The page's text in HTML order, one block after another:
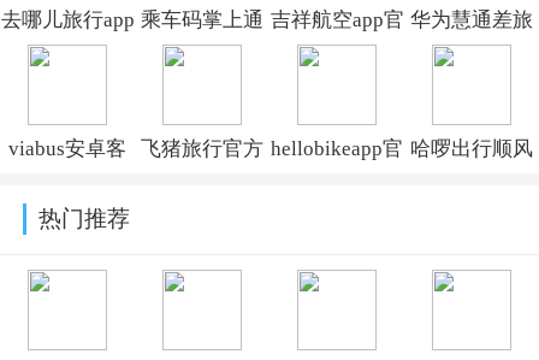
去哪儿旅行app
下载安装
乘车码掌上通
官方正版v2.0
吉祥航空app官
方正版免费下
华为慧通差旅
平台下载2026
新版
viabus安卓客 飞猪旅行官方 hellobikeapp官 哈啰出行顺风
热门推荐